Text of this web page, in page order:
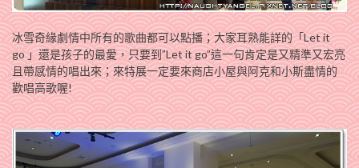
冰雪奇緣劇情中所有的歌曲都可以點播；大家耳熟能詳的「Let it
go 」還是孩子的最愛，只要到”Let it go”這一句肯定是又精準又宏亮
且帶感情的唱出來；來特展一定要來商店小屋與阿克和小斯盡情的
歡唱高歌喔!